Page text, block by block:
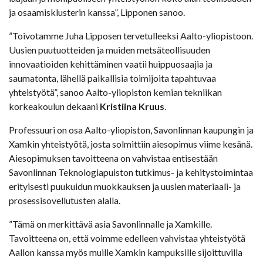
ja osaamisklusterin kanssa”, Lipponen sanoo.
”Toivotamme Juha Lipposen tervetulleeksi Aalto-yliopistoon.
Uusien puutuotteiden ja muiden metsäteollisuuden
innovaatioiden kehittäminen vaatii huippuosaajia ja
saumatonta, lähellä paikallisia toimijoita tapahtuvaa
yhteistyötä”, sanoo Aalto-yliopiston kemian tekniikan
korkeakoulun dekaani Kristiina Kruus.
Professuuri on osa Aalto-yliopiston, Savonlinnan kaupungin ja
Xamkin yhteistyötä, josta solmittiin aiesopimus viime kesänä.
Aiesopimuksen tavoitteena on vahvistaa entisestään
Savonlinnan Teknologiapuiston tutkimus- ja kehitystoimintaa
erityisesti puukuidun muokkauksen ja uusien materiaali- ja
prosessisovellutusten alalla.
”Tämä on merkittävä asia Savonlinnalle ja Xamkille.
Tavoitteena on, että voimme edelleen vahvistaa yhteistyötä
Aallon kanssa myös muille Xamkin kampuksille sijoittuvilla